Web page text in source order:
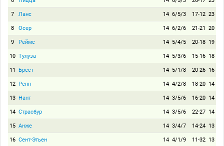
7 Ланс 14 6/5/3 17-12 23
8 Осер 14 6/2/6 21-21 20
9 Реймс 14 5/4/5 20-18 19
10 Тулуза 14 5/3/6 15-16 18
11 Брест 14 5/1/8 20-26 16
12 Ренн 14 4/2/8 18-20 14
13 Нант 14 3/5/6 16-20 14
14 Страсбур 14 3/5/6 22-27 14
15 Анже 14 3/4/7 14-24 13
16 Сент-Этьен 14 4/1/9 11-32 13